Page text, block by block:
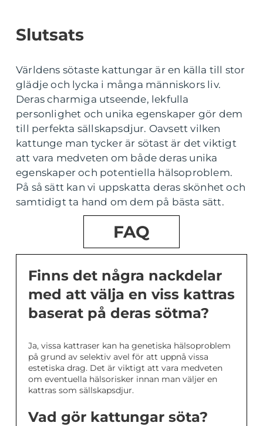
Slutsats
Världens sötaste kattungar är en källa till stor
glädje och lycka i många människors liv.
Deras charmiga utseende, lekfulla
personlighet och unika egenskaper gör dem
till perfekta sällskapsdjur. Oavsett vilken
kattunge man tycker är sötast är det viktigt
att vara medveten om både deras unika
egenskaper och potentiella hälsoproblem.
På så sätt kan vi uppskatta deras skönhet och
samtidigt ta hand om dem på bästa sätt.
FAQ
Finns det några nackdelar
med att välja en viss kattras
baserat på deras sötma?
Ja, vissa kattraser kan ha genetiska hälsoproblem
på grund av selektiv avel för att uppnå vissa
estetiska drag. Det är viktigt att vara medveten
om eventuella hälsorisker innan man väljer en
kattras som sällskapsdjur.
Vad gör kattungar söta?